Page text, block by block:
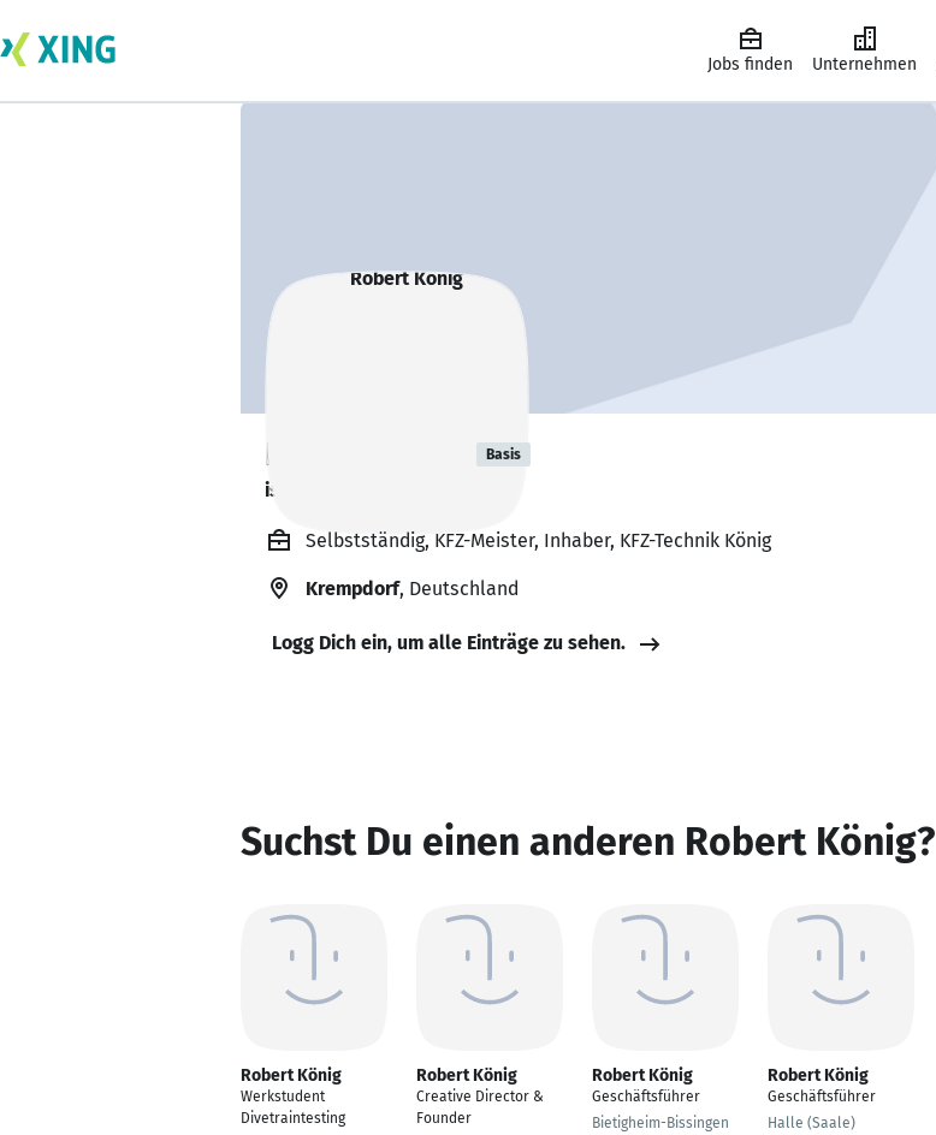
Jobs finden Unternehmen
Robert König Basis
ist offen für Projekte. 🔎
Selbstständig, KFZ-Meister, Inhaber, KFZ-Technik König
Krempdorf, Deutschland
Logg Dich ein, um alle Einträge zu sehen.
Suchst Du einen anderen Robert König?
Robert König
Werkstudent
Divetraintesting
Robert König
Creative Director &
Founder
Robert König
Geschäftsführer
Bietigheim-Bissingen
Robert König
Geschäftsführer
Halle (Saale)